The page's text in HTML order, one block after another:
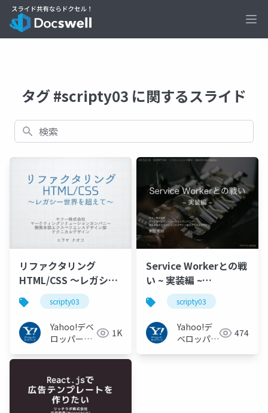
タグ #scripty03 に関するスライド
検索
リファクタリング
HTML/CSS ～レガシー
世界を超えて～
#scripty03
scripty03
Yahoo!デベ
ロッパーネ
1K
Service Workerとの戦
い ~ 実装編 ~
#scripty03
scripty03
Yahoo!デ
ベロッパー
474